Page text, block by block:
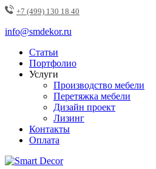
+7 (499) 130 18 40
info@smdekor.ru
Статьи
Портфолио
Услуги
Производство мебели
Перетяжка мебели
Дизайн проект
Лизинг
Контакты
Оплата